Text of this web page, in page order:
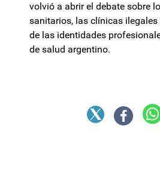
volvió a abrir el debate sobre
sanitarios, las clínicas
de las identidades
de salud argentino.